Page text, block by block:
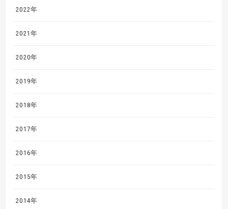
2022年
2021年
2020年
2019年
2018年
2017年
2016年
2015年
2014年